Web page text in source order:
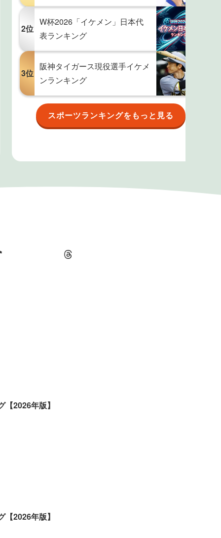
2位
W杯2026「イケメン」日本代
表ランキング
3位
阪神タイガース現役選手イケメ
ンランキング
スポーツランキングをもっと見る
Threads
2026年版】
2026年版】